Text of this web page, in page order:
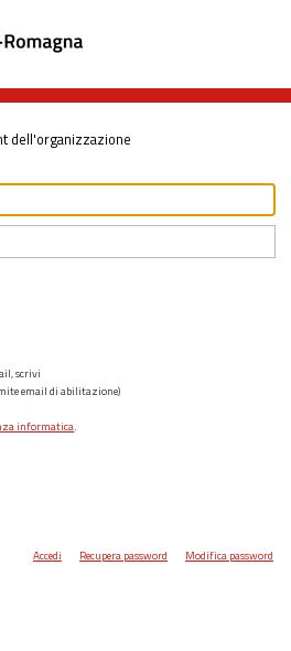
dell'organizzazione
scrivi
email di abilitazione)
informatica.
Accedi Recupera password Modifica password